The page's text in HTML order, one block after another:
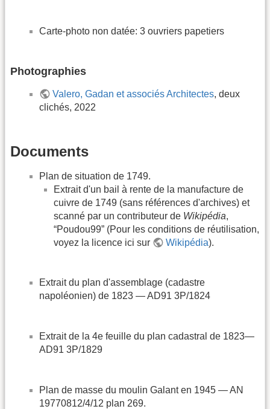
Carte-photo non datée: 3 ouvriers papetiers
Photographies
Valero, Gadan et associés Architectes, deux
clichés, 2022
Documents
Plan de situation de 1749.
Extrait d'un bail à rente de la manufacture de
cuivre de 1749 (sans références d'archives) et
scanné par un contributeur de Wikipédia,
“Poudou99” (Pour les conditions de réutilisation,
voyez la licence ici sur
Wikipédia).
Extrait du plan d'assemblage (cadastre
napoléonien) de 1823 — AD91 3P/1824
Extrait de la 4e feuille du plan cadastral de 1823—
AD91 3P/1829
Plan de masse du moulin Galant en 1945 — AN
19770812/4/12 plan 269.